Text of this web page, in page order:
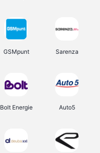
GSMpunt Sarenza
Bolt Energie Auto5